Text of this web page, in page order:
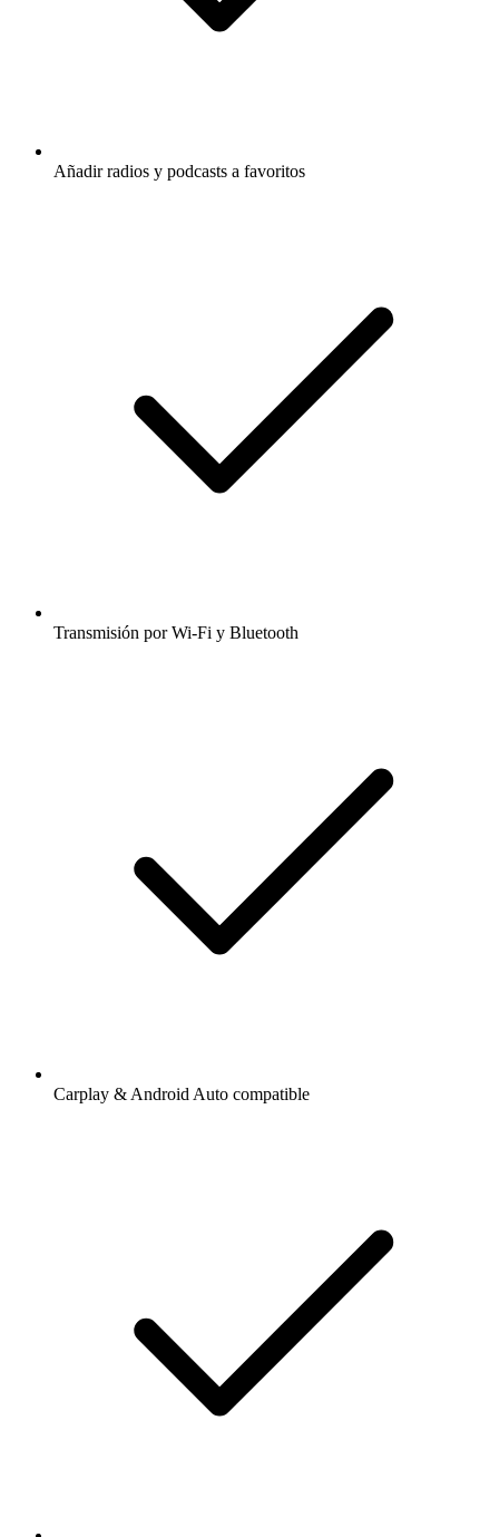
Añadir radios y podcasts a favoritos
Transmisión por Wi-Fi y Bluetooth
Carplay & Android Auto compatible